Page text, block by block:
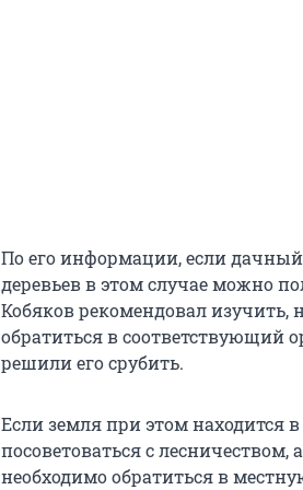
По его информации, если дачный
деревьев в этом случае можно
Кобяков рекомендовал изучить,
обратиться в соответствующий
решили его срубить.
Если земля при этом находится
посоветоваться с
необходимо обратиться в